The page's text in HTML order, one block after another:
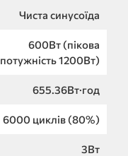
Чиста синусоїда
600Вт (пікова
потужність 1200Вт)
655.36Вт·год
6000 циклів (80%)
3Вт